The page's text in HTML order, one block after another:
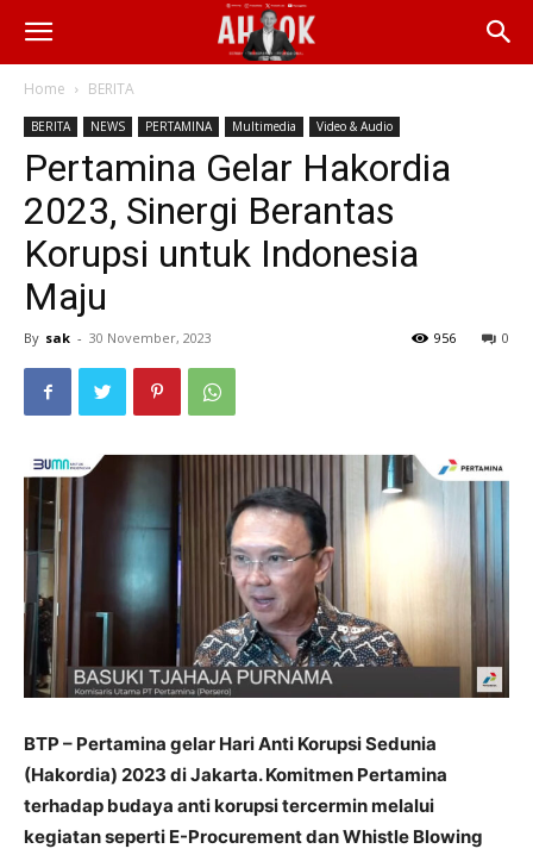
Home BERITA
BERITA NEWS PERTAMINA Multimedia Video & Audio
Pertamina Gelar Hakordia
2023, Sinergi Berantas
Korupsi untuk Indonesia
Maju
By sak - 30 November, 2023 0
956
BTP – Pertamina gelar Hari Anti Korupsi Sedunia
(Hakordia) 2023 di Jakarta. Komitmen Pertamina
terhadap budaya anti korupsi tercermin melalui
kegiatan seperti E-Procurement dan Whistle Blowing